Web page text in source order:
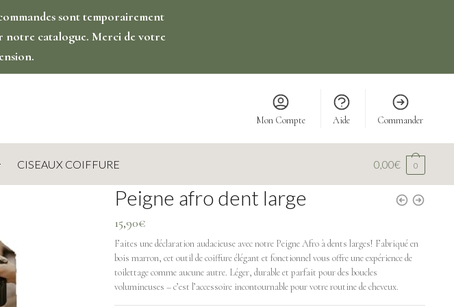
sont temporairement
notre catalogue. Merci de votre
Mon Compte Aide Commander
CISEAUX COIFFURE 0,00€ 0
Peigne afro dent large
15,90€
Faites une déclaration audacieuse avec notre Peigne Afro à dents larges! Fabriqué en
bois marron, cet outil de coiffure élégant et fonctionnel vous offre une expérience de
toilettage comme aucune autre. Léger, durable et parfait pour des boucles
volumineuses – c’est l’accessoire incontournable pour votre routine de cheveux.